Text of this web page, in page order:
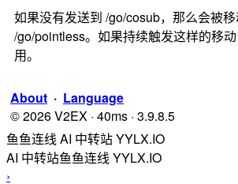
如果没有发送到 /go/cosub，那么会被
/go/pointless。如果持续触发这样的移
用。
About · Language
© 2026 V2EX · 40ms · 3.9.8.5
鱼鱼连线 AI 中转站 YYLX.IO
AI 中转站鱼鱼连线 YYLX.IO
›